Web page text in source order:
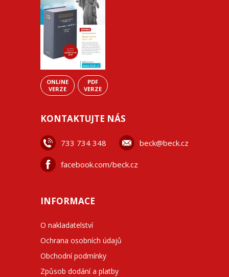
ONLINE
VERZE
PDF
VERZE
KONTAKTUJTE NÁS
733 734 348 beck@beck.cz
facebook.com/beck.cz
INFORMACE
O nakladatelství
Ochrana osobních údajů
Obchodní podmínky
Způsob dodání a platby